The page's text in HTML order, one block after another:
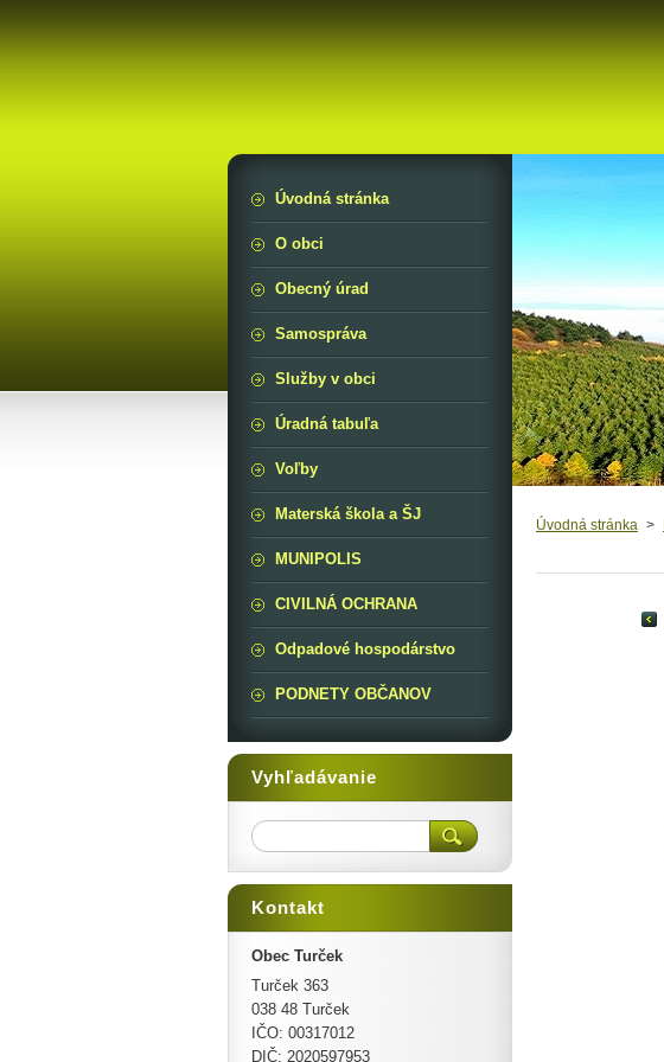
Úvodná stránka >
Úvodná stránka
O obci
Obecný úrad
Samospráva
Služby v obci
Úradná tabuľa
Voľby
Materská škola a ŠJ
MUNIPOLIS
CIVILNÁ OCHRANA
Odpadové hospodárstvo
PODNETY OBČANOV
Vyhľadávanie
Kontakt
Obec Turček
Turček 363
038 48 Turček
IČO: 00317012
DIČ: 2020597953